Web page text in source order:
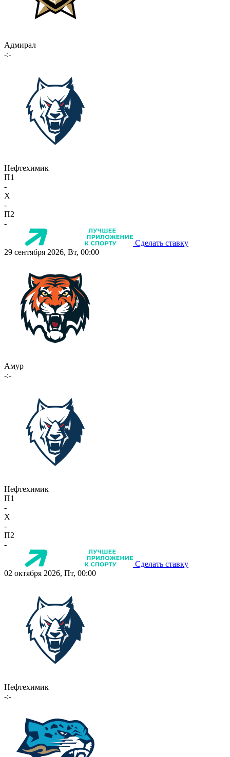
Адмирал
-:-
Нефтехимик
П1
-
X
-
П2
-
Сделать ставку
29 сентября 2026, Вт, 00:00
Амур
-:-
Нефтехимик
П1
-
X
-
П2
-
Сделать ставку
02 октября 2026, Пт, 00:00
Нефтехимик
-:-